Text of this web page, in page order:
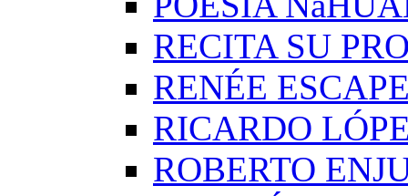
RECITA SU
RENÉE
RICARDO
ROBERTO